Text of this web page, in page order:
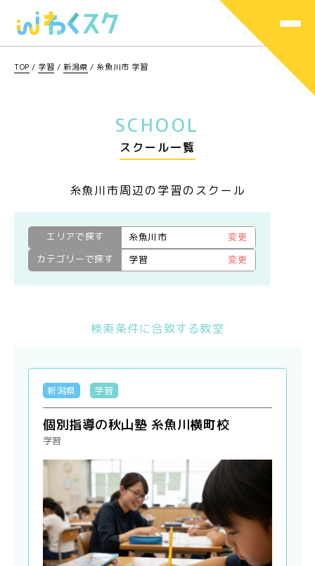
TOP / 学習 /新潟県 /糸魚川市 学習
SCHOOL
スクール一覧
糸魚川市周辺の学習のスクール
エリアで探す 糸魚川市
変更
カテゴリーで探す
学習 変更
検索条件に合致する教室
新潟県 学習
個別指導の秋山塾 糸魚川横町校
学習